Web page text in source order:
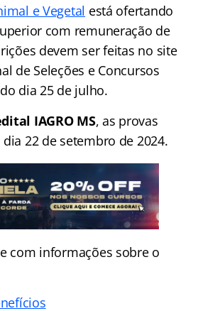
e Vegetal está ofertando
com remuneração de
devem ser feitas no site
de Seleções e Concursos
dia 25 de julho.
IAGRO MS, as provas
22 de setembro de 2024.
com informações sobre o